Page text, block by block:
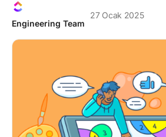
Engineering Team
27 Ocak 2025